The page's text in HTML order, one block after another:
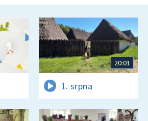
20:01
1. srpna